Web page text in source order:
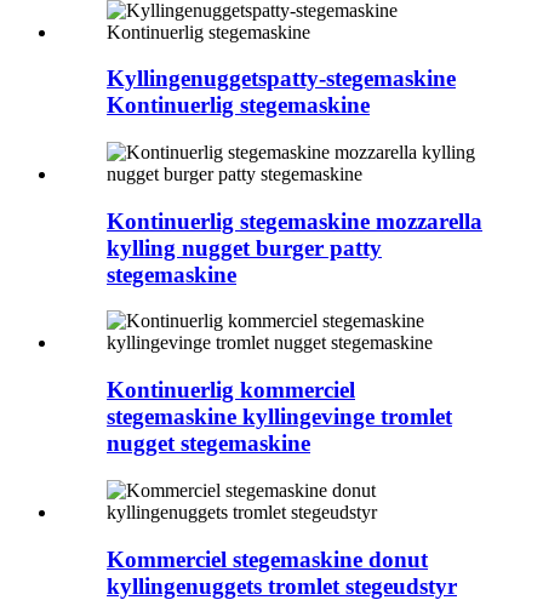
Kyllingenuggetspatty-stegemaskine
Kontinuerlig stegemaskine
Kontinuerlig stegemaskine mozzarella
kylling nugget burger patty
stegemaskine
Kontinuerlig kommerciel
stegemaskine kyllingevinge tromlet
nugget stegemaskine
Kommerciel stegemaskine donut
kyllingenuggets tromlet stegeudstyr